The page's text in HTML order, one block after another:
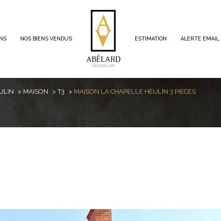
NOS BIENS VENDUS ESTIMATION ALERTE EMAIL
1
LOCALISATION BUDGET
voir les0annonces
MAISON T3 MAISON LA CHAPELLE HEULIN 3 PIECES